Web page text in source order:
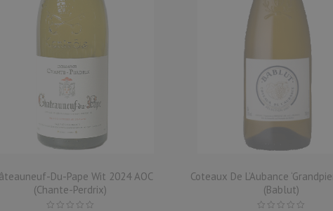
Du-Pape Wit 2024 AOC
(Chante-Perdrix)
Coteaux De L’Aubance
(Bablut)